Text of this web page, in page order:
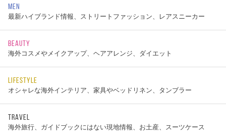
MEN
最新ハイブランド情報、ストリートファッション、レアスニーカー
BEAUTY
海外コスメやメイクアップ、ヘアアレンジ、ダイエット
LIFESTYLE
オシャレな海外インテリア、家具やベッドリネン、タンブラー
TRAVEL
海外旅行、ガイドブックにはない現地情報、お土産、スーツケース